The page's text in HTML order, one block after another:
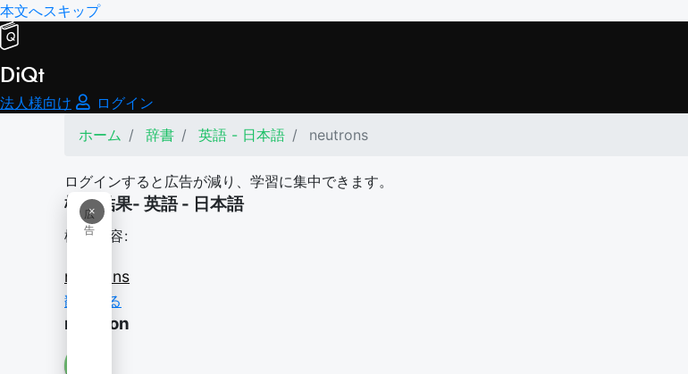
本文へスキップ
DiQt
法人様向け
ログイン
ホーム
辞書 英語 - 日本語 neutrons
ログインすると広告が減り、学習に集中できます。
×
広
告
検索結果- 英語 - 日本語
検索内容:
neutrons
翻訳する
neutron